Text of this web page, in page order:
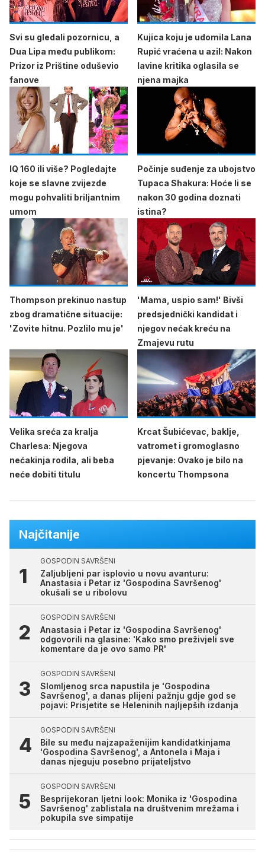
Svi su gledali pozornicu, a
Dua Lipa među publikom:
Prizor iz Prištine oduševio
fanove
Kujica koju je udomila Lana
Rupić vraćena u azil: Nakon
lavine kritika oglasila se
njena majka
IQ 160 ili više? Pogledajte
koje se slavne zvijezde
mogu pohvaliti briljantnim
umom
Počinje suđenje za ubojstvo
Tupaca Shakura: Hoće li se
nakon 30 godina doznati
istina?
Thompson prekinuo nastup
zbog dramatične situacije:
'Zovite hitnu. Pozlilo mu je'
'Mama, uspio sam!' Bivši
predsjednički kandidat i
njegov nećak kreću na
Zmajevu rutu
Velika sreća za kralja
Charlesa: Njegova
nećakinja rodila, ali beba
neće dobiti titulu
Krcat Šubićevac, baklje,
vatromet i gromoglasno
pjevanje: Ovako je bilo na
koncertu Thompsona
Najčitanije
GOSPODIN SAVRŠENI
Zaljubljeni par isplovio u novu avanturu:
Anastasia i Petar iz 'Gospodina Savršenog'
okušali se u ribolovu
GOSPODIN SAVRŠENI
Anastasia i Petar iz 'Gospodina Savršenog'
odgovorili na glasine: 'Kako smo preživjeli sve
komentare da je ovo samo PR'
GOSPODIN SAVRŠENI
Slomljenog srca napustila je 'Gospodina
Savršenog', a danas plijeni pažnju gdje god se
pojavi: Prisjetite se Heleninih najljepših izdanja
GOSPODIN SAVRŠENI
Bile su među najzapaženijim kandidatkinjama
'Gospodina Savršenog', a Antonela i Maja i
danas njeguju posebno prijateljstvo
GOSPODIN SAVRŠENI
Besprijekoran ljetni look: Monika iz 'Gospodina
Savršenog' zablistala na društvenim mrežama i
pokupila sve simpatije